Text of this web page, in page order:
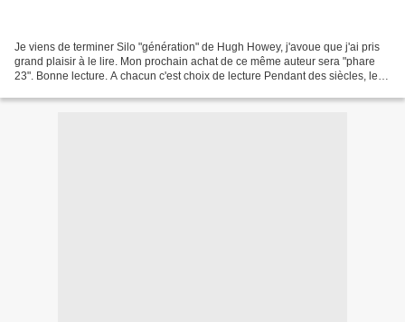
Je viens de terminer Silo "génération" de Hugh Howey, j'avoue que j'ai pris
grand plaisir à le lire. Mon prochain achat de ce même auteur sera "phare
23". Bonne lecture. A chacun c'est choix de lecture Pendant des siècles, les